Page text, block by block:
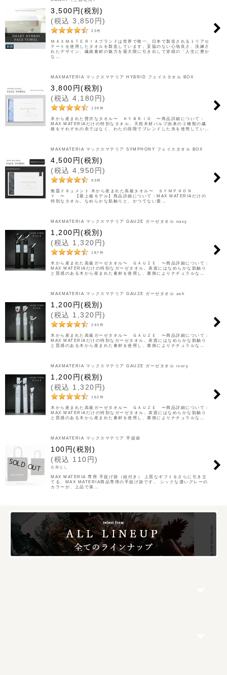
3,500円(税別)
(税込 3,850 円)
23件
ＭＡＸＭＡＴＥＲＩＡブランドは世界で唯一、日本で製造されるトリアセ
テートを使用したタオルを製造しています。妥協のない心地良さ、洗練さ
れたデザイン、繊維素材の魅力を最大限に引き出して皆様の「人生に豊か
な…
MAXMATERIA マックスマテリア HYBRID フェイスタオル BOX
3,800円(税別)
(税込 4,180 円)
139 件
木から産まれた贅沢なタオル〜 ＨＹＢＲＩＤ 〜商品詳細について：
MAX MATERIAだけの特別なタオル。天然木材パルプ由来の２種類の繊
維をそれぞれの糸ではなく、わたの段階でブレンドした糸を使用してい…
MAXMATERIA マックスマテリア SYMPHONY フェイスタオル BOX
4,500円(税別)
(税込 4,950 円)
93件
無題ドキュメント 木から産まれた高級タオル〜 ＳＹＭＰＨＯＮ
Ｙ 〜 【最上級モデル】商品詳細について：MAX MATERIAだけの
特別なタオル。なめらかな肌触りと、かつてない重…
MAXMATERIA マックスマテリア GAUZE ガーゼタオル navy
1,200円(税別)
(税込 1,320 円)
187 件
木から産まれた高級ガーゼタオル〜 ＧＡＵＺＥ 〜商品詳細について：
MAX MATERIAだけの特別なガーゼタオル。表面にはなめらかな肌触り
と質感のある木から産まれた素材を使用し、裏側によりナチュラルな…
MAXMATERIA マックスマテリア GAUZE ガーゼタオル ash
1,200円(税別)
(税込 1,320 円)
240 件
木から産まれた高級ガーゼタオル〜 ＧＡＵＺＥ 〜商品詳細について：
MAX MATERIAだけの特別なガーゼタオル。表面にはなめらかな肌触り
と質感のある木から産まれた素材を使用し、裏側によりナチュラルな…
MAXMATERIA マックスマテリア GAUZE ガーゼタオル ivory
1,200円(税別)
(税込 1,320 円)
162 件
木から産まれた高級ガーゼタオル〜 ＧＡＵＺＥ 〜商品詳細について：
MAX MATERIAだけの特別なガーゼタオル。表面にはなめらかな肌触り
と質感のある木から産まれた素材を使用し、裏側によりナチュラルな…
MAXMATERIA マックスマテリア 手提袋
100円(税別)
(税込 110 円)
在庫なし
MAX MATERIA 専用 手提げ袋（紐付き） 上質なギフトをさらに引き立
てる、MAX MATERIA商品専用の手提げ袋です。 シックな濃いグレーの
カラーが、上品で落…